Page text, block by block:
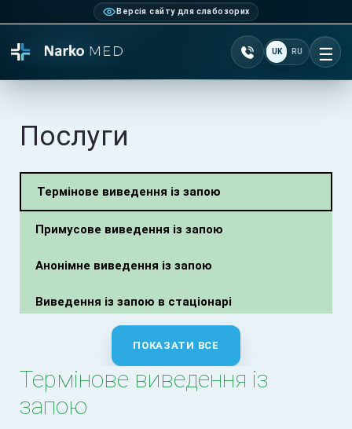
Версія сайту для слабозорих
Зателефонувати +38
UK RU
Послуги
Термінове виведення із запою
Примусове виведення із запою
Анонімне виведення із запою
Виведення із запою в стаціонарі
Крапельниця від Алкоголю
Виведення із запою вдома
Амбулаторний курс лікування стану відміни
ПОКАЗАТИ ВСЕ
Термінове виведення із
запою